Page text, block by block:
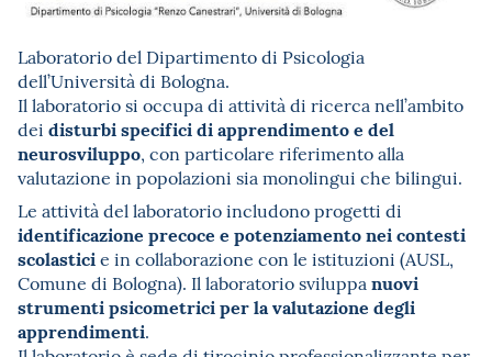
Laboratorio del Dipartimento di Psicologia
dell’Università di Bologna.
Il laboratorio si occupa di attività di ricerca nell’ambito
dei disturbi specifici di apprendimento e del
neurosviluppo, con particolare riferimento alla
valutazione in popolazioni sia monolingui che bilingui.
Le attività del laboratorio includono progetti di
identificazione precoce e potenziamento nei contesti
scolastici e in collaborazione con le istituzioni (AUSL,
Comune di Bologna). Il laboratorio sviluppa nuovi
strumenti psicometrici per la valutazione degli
apprendimenti.